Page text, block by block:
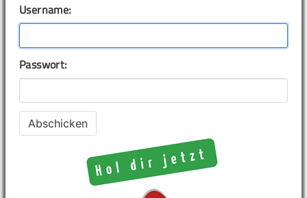
Username:
Passwort: